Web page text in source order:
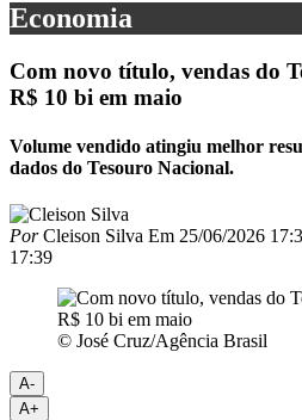
Economia
Com novo título, vendas do
R$ 10 bi em maio
Volume vendido atingiu melhor
dados do Tesouro Nacional.
PorCleison Silva Em 25/06/2026
17:39
© José Cruz/Agência Brasil
A-
A+